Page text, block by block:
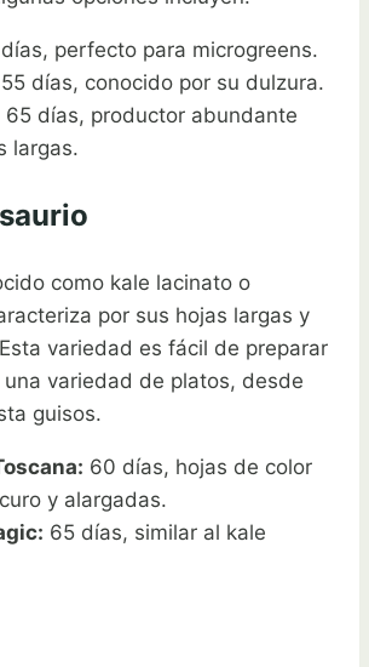
perfecto para microgreens.
55 días, conocido por su dulzura.
65 días, productor abundante
largas.
como kale lacinato o
por sus hojas largas y
variedad es fácil de preparar
variedad de platos, desde
guisos.
60 días, hojas de color
y alargadas.
65 días, similar al kale